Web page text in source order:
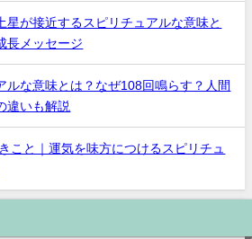
星が接近するスピリチュアルな意味と
長メッセージ
ルな意味とは？なぜ108回鳴らす？人間
違いも解説
こと｜運気を味方につけるスピリチュ